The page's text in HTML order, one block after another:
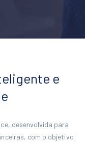
e
desenvolvida para
com o objetivo